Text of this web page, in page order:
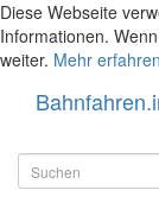
Diese Webseite
Informationen.
weiter. Mehr erfahren